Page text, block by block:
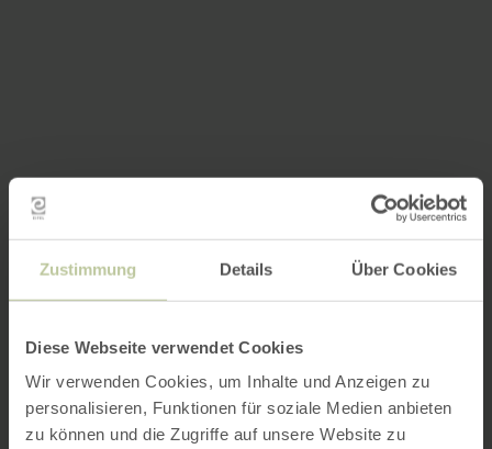
Zustimmung Details Über Cookies
Diese Webseite verwendet Cookies
Wir verwenden Cookies, um Inhalte und Anzeigen zu
personalisieren, Funktionen für soziale Medien anbieten
zu können und die Zugriffe auf unsere Website zu